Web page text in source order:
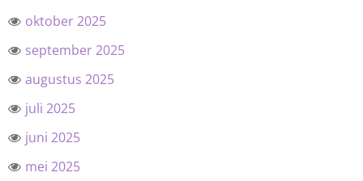
oktober 2025
september 2025
augustus 2025
juli 2025
juni 2025
mei 2025